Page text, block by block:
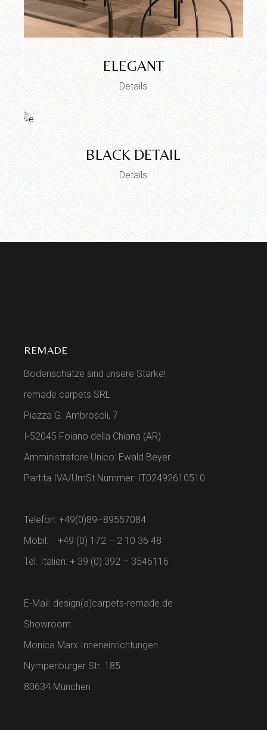
ELEGANT
Details
BLACK DETAIL
Details
REMADE
Bodenschätze sind unsere Stärke!
remade carpets SRL
Piazza G. Ambrosoli, 7
I-52045 Foiano della Chiana (AR)
Amministratore Unico: Ewald Beyer
Partita IVA/UmSt Nummer: IT02492610510
Telefon: +49(0)89–89557084
Mobil: +49 (0) 172 – 2 10 36 48
Tel. Italien: + 39 (0) 392 – 3546116
E-Mail: design(a)carpets-remade.de
Showroom:
Monica Marx Inneneinrichtungen
Nympenburger Str. 185
80634 München